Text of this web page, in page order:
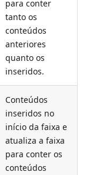
para conter
tanto os
conteúdos
anteriores
quanto os
inseridos.
Conteúdos
inseridos no
início da faixa e
atualiza a faixa
para conter os
conteúdos